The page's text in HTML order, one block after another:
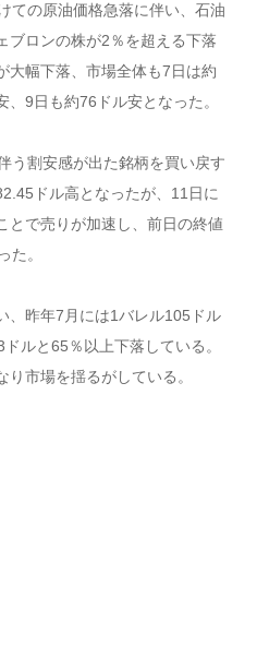
ての原油価格急落に伴い、石油
ブロンの株が2％を超える下落
大幅下落、市場全体も7日は約
9日も約76ドル安となった。
う割安感が出た銘柄を買い戻す
ドル高となったが、11日に
とで売りが加速し、前日の終値
た。
、昨年7月には1バレル105ドル
ルと65％以上下落している。
市場を揺るがしている。